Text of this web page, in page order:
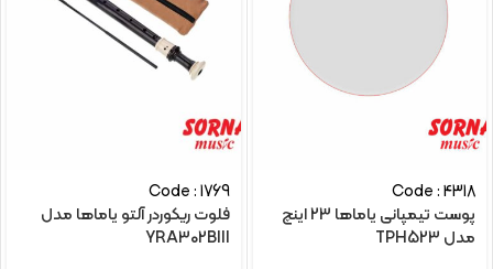
Code : 4318
پوست تیمپانی یاماها 23 اینچ
مدل TPH523
Code : 1769
فلوت ریکوردر آلتو یاماها مدل
YRA302BIII